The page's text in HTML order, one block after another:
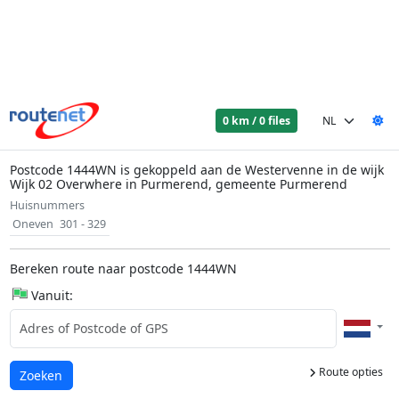
0 km / 0 files
Postcode 1444WN is gekoppeld aan de Westervenne in de wijk
Wijk 02 Overwhere in Purmerend, gemeente Purmerend
Huisnummers
Oneven 301 - 329
Bereken route naar postcode 1444WN
Vanuit:
Route opties
Laden...
Zoeken